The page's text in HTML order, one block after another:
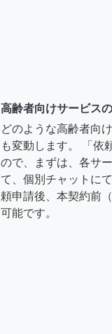
高齢者向けサービス
どのような高齢者向
も変動します。 「依
ので、まずは、各サ
て、個別チャットに
頼申請後、本契約前
可能です。